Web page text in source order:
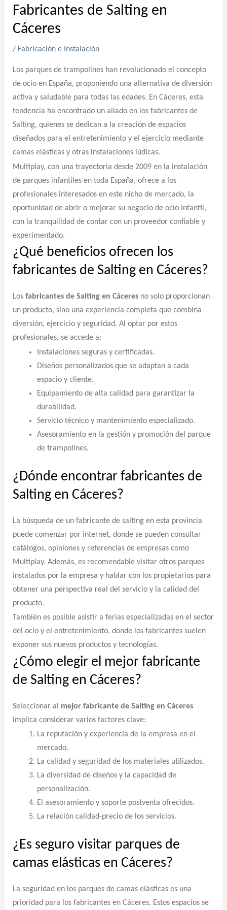
Fabricantes de Salting en
Cáceres
/ Fabricación e Instalación
Los parques de trampolines han revolucionado el concepto
de ocio en España, proponiendo una alternativa de diversión
activa y saludable para todas las edades. En Cáceres, esta
tendencia ha encontrado un aliado en los fabricantes de
Salting, quienes se dedican a la creación de espacios
diseñados para el entretenimiento y el ejercicio mediante
camas elásticas y otras instalaciones lúdicas.
Multiplay, con una trayectoria desde 2009 en la instalación
de parques infantiles en toda España, ofrece a los
profesionales interesados en este nicho de mercado, la
oportunidad de abrir o mejorar su negocio de ocio infantil,
con la tranquilidad de contar con un proveedor confiable y
experimentado.
¿Qué beneficios ofrecen los
fabricantes de Salting en Cáceres?
Los fabricantes de Salting en Cáceresno solo proporcionan
un producto, sino una experiencia completa que combina
diversión, ejercicio y seguridad. Al optar por estos
profesionales, se accede a:
Instalaciones seguras y certificadas.
Diseños personalizados que se adaptan a cada
espacio y cliente.
Equipamiento de alta calidad para garantizar la
durabilidad.
Servicio técnico y mantenimiento especializado.
Asesoramiento en la gestión y promoción del parque
de trampolines.
¿Dónde encontrar fabricantes de
Salting en Cáceres?
La búsqueda de un fabricante de salting en esta provincia
puede comenzar por internet, donde se pueden consultar
catálogos, opiniones y referencias de empresas como
Multiplay. Además, es recomendable visitar otros parques
instalados por la empresa y hablar con los propietarios para
obtener una perspectiva real del servicio y la calidad del
producto.
También es posible asistir a ferias especializadas en el sector
del ocio y el entretenimiento, donde los fabricantes suelen
exponer sus nuevos productos y tecnologías.
¿Cómo elegir el mejor fabricante
de Salting en Cáceres?
Seleccionar al mejor fabricante de Salting en Cáceres
implica considerar varios factores clave:
La reputación y experiencia de la empresa en el
mercado.
La calidad y seguridad de los materiales utilizados.
La diversidad de diseños y la capacidad de
personalización.
El asesoramiento y soporte postventa ofrecidos.
La relación calidad-precio de los servicios.
¿Es seguro visitar parques de
camas elásticas en Cáceres?
La seguridad en los parques de camas elásticas es una
prioridad para los fabricantes en Cáceres. Estos espacios se